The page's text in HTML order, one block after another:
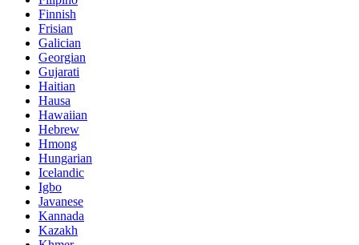
Finnish
Frisian
Galician
Georgian
Gujarati
Haitian
Hausa
Hawaiian
Hebrew
Hmong
Hungarian
Icelandic
Igbo
Javanese
Kannada
Kazakh